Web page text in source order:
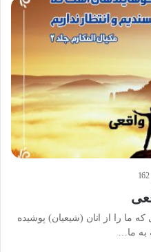
162
ما را از انان (شیعیان) پوشیده
به ما…